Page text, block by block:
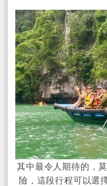
其中最令人期待的，
險，這段行程可以選